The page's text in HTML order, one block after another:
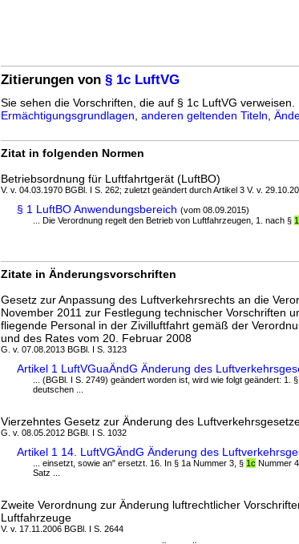
Zitierungen von § 1c LuftVG
Sie sehen die Vorschriften, die auf § 1c LuftVG
Ermächtigungsgrundlagen anderen geltenden Titeln
Zitat in folgenden Normen
Betriebsordnung für Luftfahrtgerät (LuftBO)
V. v. 04.03.1970 BGBl. I S. 262; zuletzt geändert durch Artikel 3 V. v.
§ 1 LuftBO Anwendungsbereich (vom 08.09.2015)
... Die Verordnung regelt den Betrieb von Luftfahrzeugen, 1. nach §
Zitate in Änderungsvorschriften
Gesetz zur Anpassung des Luftverkehrsrechts an die
November 2011 zur Festlegung technischer Vorschriften
fliegende Personal in der Zivilluftfahrt gemäß der
und des Rates vom 20. Februar 2008
G. v. 07.08.2013 BGBl. I S. 3123
Artikel 1 LuftVGuaÄndG Änderung des
... (BGBl. I S. 2749) geändert worden ist, wird wie folgt geändert: 1. §
deutschen ...
Vierzehntes Gesetz zur Änderung des
G. v. 08.05.2012 BGBl. I S. 1032
Artikel 1 14. LuftVGÄndG Änderung des
... einsetzt, sowie an" ersetzt. 16. In § 1a Nummer 3, § 1c Nummer
Satz ...
Zweite Verordnung zur Änderung luftrechtlicher
Luftfahrzeuge
V. v. 17.11.2006 BGBl. I S. 2644